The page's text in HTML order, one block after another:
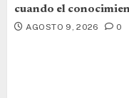
cuando el
AGOSTO 9, 2026 0